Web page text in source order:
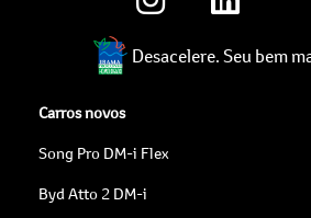
Desacelere. Seu bem
Carros novos
Song Pro DM-i Flex
Byd Atto 2 DM-i